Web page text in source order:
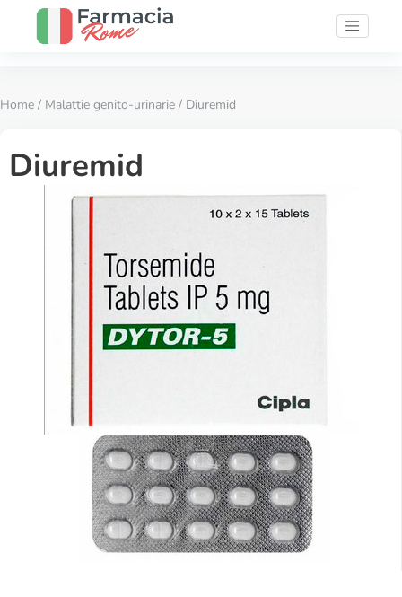
Home / Malattie genito-urinarie / Diuremid
Diuremid